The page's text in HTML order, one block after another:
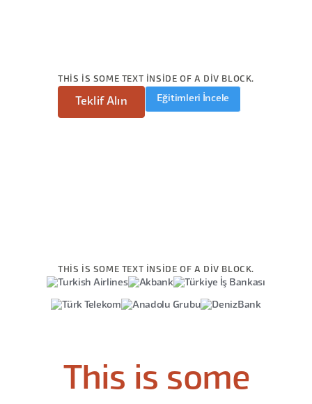
THIS IS SOME TEXT INSIDE OF A DIV BLOCK.
Teklif Alın Eğitimleri İncele
THIS IS SOME TEXT INSIDE OF A DIV BLOCK.
This is some